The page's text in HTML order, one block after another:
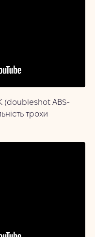
(doubleshot ABS-
трохи